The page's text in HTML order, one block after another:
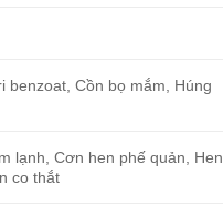
benzoat, Cồn bọ mắm, Húng
lạnh, Cơn hen phế quản, Hen
co thắt